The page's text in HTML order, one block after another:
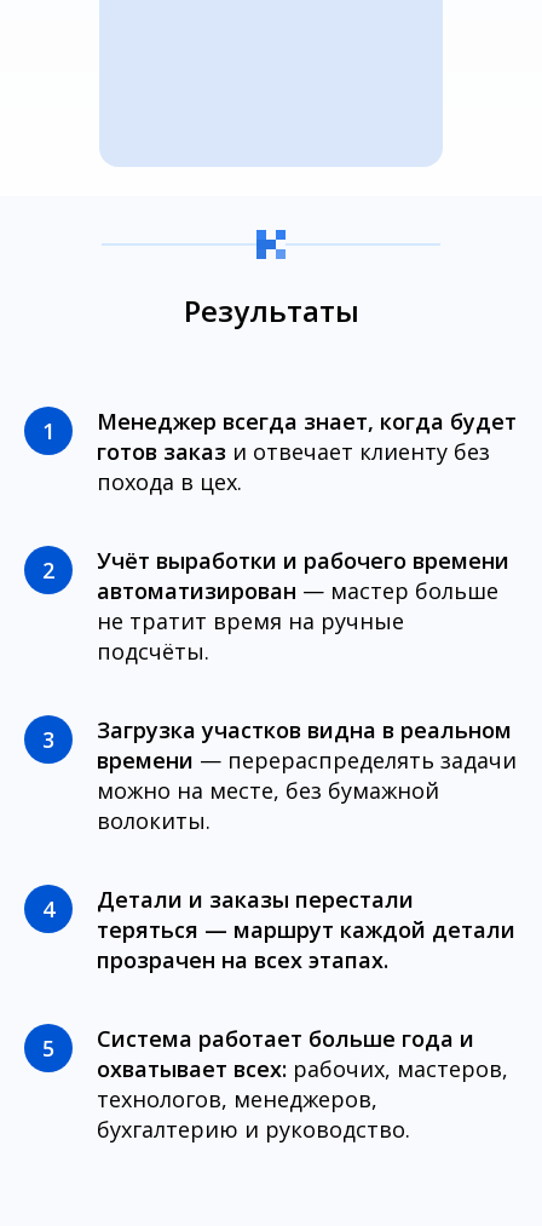
Результаты
Менеджер всегда знает, когда будет
готов заказ и отвечает клиенту без
похода в цех.
Учёт выработки и рабочего времени
автоматизирован — мастер больше
не тратит время на ручные
подсчёты.
Загрузка участков видна в реальном
времени — перераспределять задачи
можно на месте, без бумажной
волокиты.
Детали и заказы перестали
теряться — маршрут каждой детали
прозрачен на всех этапах.
Система работает больше года и
охватывает всех: рабочих, мастеров,
технологов, менеджеров,
бухгалтерию и руководство.